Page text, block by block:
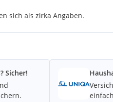
(4.865,91/Monat/netto)
(ca. EUR 57,38/Monat/netto)
EUR 92,66/Monat/netto)
sich als zirka Angaben.
Sicher!